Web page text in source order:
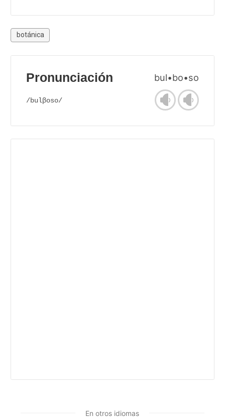
botánica
Pronunciación bul•bo•so
/bulβoso/
En otros idiomas